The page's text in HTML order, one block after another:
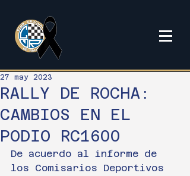
RALLY DE ROCHA:
CAMBIOS EN EL
PODIO RC1600
27 may 2023
De acuerdo al informe de
los Comisarios Deportivos